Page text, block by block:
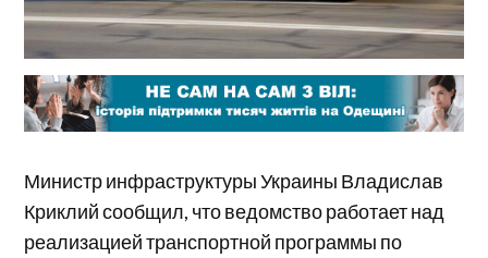
Министр инфраструктуры Украины Владислав
Криклий сообщил, что ведомство работает над
реализацией транспортной программы по